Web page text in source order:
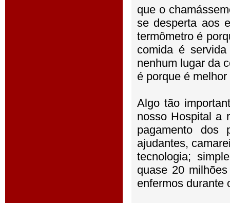
que o
se desperta aos
termômetro é
comida é
nenhum lugar da
é porque é
Algo tão
nosso Hospital a
pagamento dos
ajudantes,
tecnologia;
quase 20
enfermos durante